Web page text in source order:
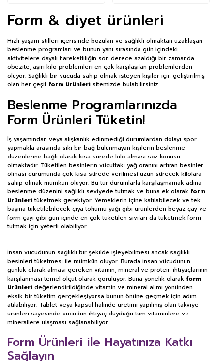
Form & diyet ürünleri
Hızlı yaşam stilleri içerisinde bozulan ve sağlıklı olmaktan uzaklaşan
beslenme programları ve bunun yanı sırasında gün içindeki
aktivitelere dayalı hareketliliğin son derece azaldığı bir zamanda
obezite, aşırı kilo problemleri en çok karşılaşılan problemlerden
oluyor. Sağlıklı bir vücuda sahip olmak isteyen kişiler için geliştirilmiş
olan her çeşit form ürünleri sitemizde bulabilirsiniz.
Beslenme Programlarınızda
Form Ürünleri Tüketin!
İş yaşamından veya alışkanlık edinmediği durumlardan dolayı spor
yapmakla arasında sıkı bir bağ bulunmayan kişilerin beslenme
düzenlerine bağlı olarak kısa sürede kilo alması söz konusu
olmaktadır. Tüketilen besinlerin vücuttaki yağ oranını artıran besinler
olması durumunda çok kısa sürede verilmesi uzun sürecek kilolara
sahip olmak mümkün oluyor. Bu tür durumlarla karşılaşmamak adına
beslenme düzenini sağlıklı seviyede tutmak ve buna ek olarak form
ürünleri tüketmek gerekiyor. Yemeklerin içine katılabilecek ve tek
başına tüketilebilecek çiya tohumu yağı gibi ürünlerden beyaz çay ve
form çayı gibi gün içinde en çok tüketilen sıvıları da tüketmek form
tutmak için yeterli olabiliyor.
İnsan vücudunun sağlıklı bir şekilde işleyebilmesi ancak sağlıklı
besinleri tüketmesi ile mümkün oluyor. Burada insan vücudunun
günlük olarak alması gereken vitamin, mineral ve protein ihtiyaçlarının
karşılanması temel ölçüt olarak görülüyor. Buna yönelik olarak form
ürünleri değerlendirildiğinde vitamin ve mineral alımı yönünden
eksik bir tüketim gerçekleşiyorsa bunun önüne geçmek için adım
atılabiliyor. Tablet veya kapsül halinde üretimi yapılmış olan takviye
ürünleri sayesinde vücudun ihtiyaç duyduğu tüm vitaminlere ve
minerallere ulaşması sağlanabiliyor.
Form Ürünleri ile Hayatınıza Katkı
Sağlayın